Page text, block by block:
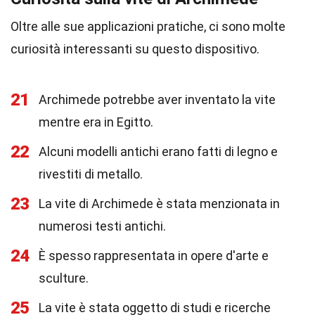
Oltre alle sue applicazioni pratiche, ci sono molte
curiosità interessanti su questo dispositivo.
21
Archimede potrebbe aver inventato la vite
mentre era in Egitto.
22
Alcuni modelli antichi erano fatti di legno e
rivestiti di metallo.
23
La vite di Archimede è stata menzionata in
numerosi testi antichi.
24
È spesso rappresentata in opere d'arte e
sculture.
25
La vite è stata oggetto di studi e ricerche